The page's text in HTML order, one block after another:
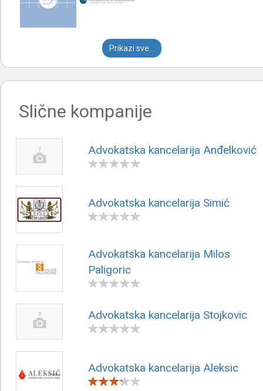
Prikazi sve...
Slične kompanije
Advokatska kancelarija Anđelković
Advokatska kancelarija Simić
Advokatska kancelarija Milos
Paligoric
Advokatska kancelarija Stojkovic
Advokatska kancelarija Aleksic